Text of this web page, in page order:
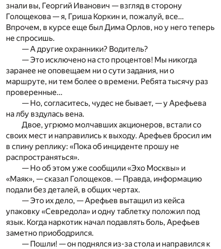
знали вы, Георгий Иванович — взгляд в сторону
Голощекова — я, Гриша Коркин и, пожалуй, все…
Впрочем, в курсе еще был Дима Орлов, но у него теперь
не спросишь.
— А другие охранники? Водитель?
— Это исключено на сто процентов! Мы никогда
заранее не оповещаем ни о сути задания, ни о
маршруте, ни тем более о времени. Ребята тысячу раз
проверенные…
— Но, согласитесь, чудес не бывает, — у Арефьева
на лбу вздулась вена.
Двое, угрюмо молчавших акционеров, встали со
своих мест и направились к выходу. Арефьев бросил им
в спину реплику: «Пока об инциденте прошу не
распространяться».
— Но об этом уже сообщили «Эхо Москвы» и
«Маяк», — сказал Голощеков. — Правда, информацию
подали без деталей, в общих чертах.
— Это их дело, — Арефьев вытащил из кейса
упаковку «Севредола» и одну таблетку положил под
язык. Когда наркотик начал подавлять боль, Арефьев
заметно приободрился.
— Пошли! — он поднялся из-за стола и направился к